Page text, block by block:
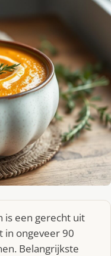
is een gerecht uit
in ongeveer 90
Belangrijkste